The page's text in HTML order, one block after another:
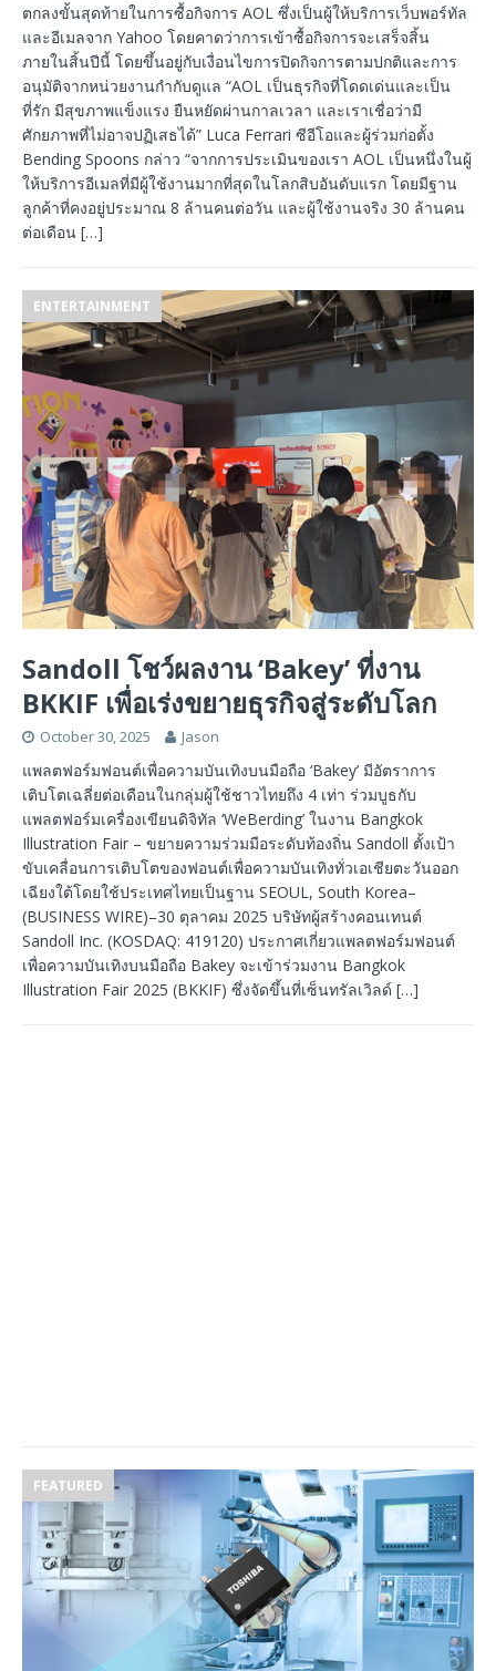
ตกลงขั้นสุดท้ายในการซื้อกิจการ AOL ซึ่งเป็นผู้ให้บริการเว็บพอร์ทัล
และอีเมลจาก Yahoo โดยคาดว่าการเข้าซื้อกิจการจะเสร็จสิ้น
ภายในสิ้นปีนี้ โดยขึ้นอยู่กับเงื่อนไขการปิดกิจการตามปกติและการ
อนุมัติจากหน่วยงานกำกับดูแล “AOL เป็นธุรกิจที่โดดเด่นและเป็น
ที่รัก มีสุขภาพแข็งแรง ยืนหยัดผ่านกาลเวลา และเราเชื่อว่ามี
ศักยภาพที่ไม่อาจปฏิเสธได้” Luca Ferrari ซีอีโอและผู้ร่วมก่อตั้ง
Bending Spoons กล่าว “จากการประเมินของเรา AOL เป็นหนึ่งในผู้
ให้บริการอีเมลที่มีผู้ใช้งานมากที่สุดในโลกสิบอันดับแรก โดยมีฐาน
ลูกค้าที่คงอยู่ประมาณ 8 ล้านคนต่อวัน และผู้ใช้งานจริง 30 ล้านคน
ต่อเดือน […]
ENTERTAINMENT
Sandoll โชว์ผลงาน ‘Bakey’ ที่งาน
BKKIF เพื่อเร่งขยายธุรกิจสู่ระดับโลก
October 30, 2025 Jason
แพลตฟอร์มฟอนต์เพื่อความบันเทิงบนมือถือ ‘Bakey’ มีอัตราการ
เติบโตเฉลี่ยต่อเดือนในกลุ่มผู้ใช้ชาวไทยถึง 4 เท่า ร่วมบูธกับ
แพลตฟอร์มเครื่องเขียนดิจิทัล ‘WeBerding’ ในงาน Bangkok
Illustration Fair – ขยายความร่วมมือระดับท้องถิ่น Sandoll ตั้งเป้า
ขับเคลื่อนการเติบโตของฟอนต์เพื่อความบันเทิงทั่วเอเชียตะวันออก
เฉียงใต้โดยใช้ประเทศไทยเป็นฐาน SEOUL, South Korea–
(BUSINESS WIRE)–30 ตุลาคม 2025 บริษัทผู้สร้างคอนเทนต์
Sandoll Inc. (KOSDAQ: 419120) ประกาศเกี่ยวแพลตฟอร์มฟอนต์
เพื่อความบันเทิงบนมือถือ Bakey จะเข้าร่วมงาน Bangkok
Illustration Fair 2025 (BKKIF) ซึ่งจัดขึ้นที่เซ็นทรัลเวิลด์ […]
FEATURED